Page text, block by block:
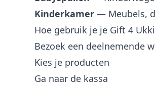
Kinderkamer — Meubels,
Hoe gebruik je je Gift 4
Bezoek een deelnemende
Kies je producten
Ga naar de kassa